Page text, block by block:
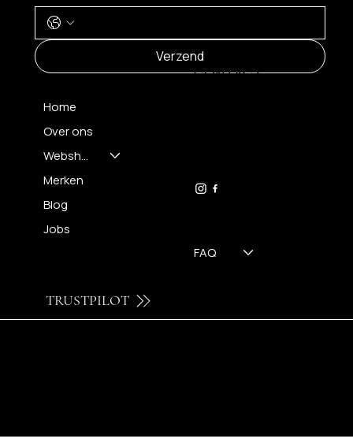
Verzend
Home
Over ons
Webshop
Merken
Blog
Jobs
FAQ
CONTACT
TRUSTPILOT